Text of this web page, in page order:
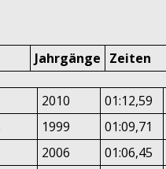
Jahrgänge Zeiten
2010
01:12,59
1999
01:09,71
2006
01:06,45